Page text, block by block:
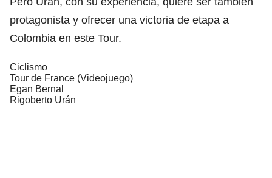
protagonista y ofrecer una victoria de etapa a
Colombia en este Tour.
Ciclismo
Tour de France (Videojuego)
Egan Bernal
Rigoberto Urán